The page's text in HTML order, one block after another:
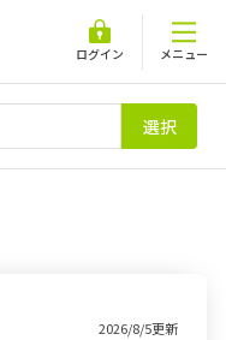
ログイン メニュー
選択
2026/8/5更新